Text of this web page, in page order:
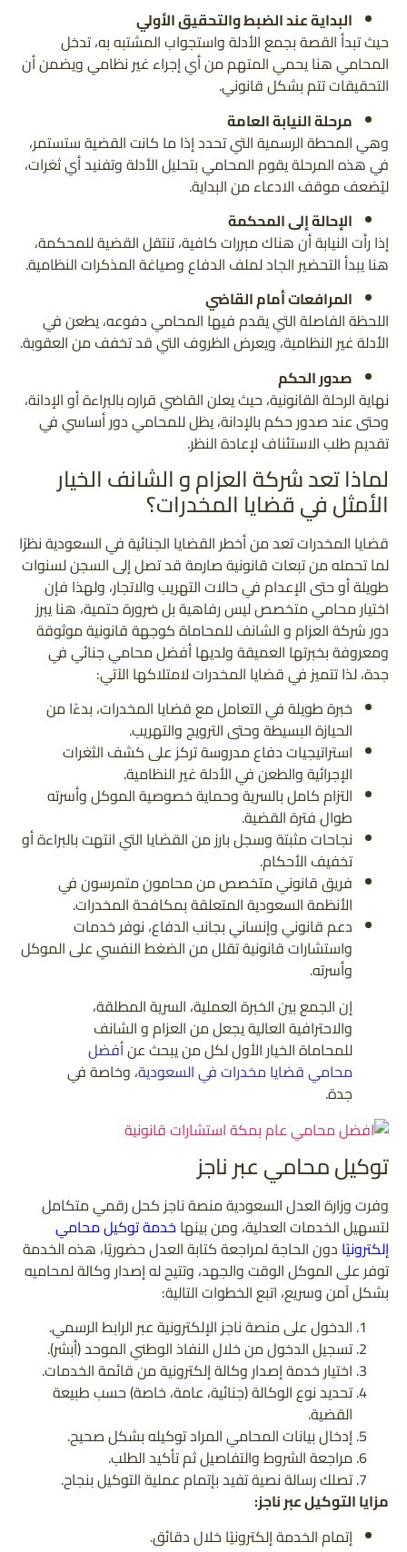
البداية عند الضبط والتحقيق الأولي
حيث تبدأ القصة بجمع الأدلة واستجواب المشتبه به، تدخل
المحامي هنا يحمي المتهم من أي إجراء غير نظامي ويضمن أن
التحقيقات تتم بشكل قانوني.
مرحلة النيابة العامة
وهي المحطة الرسمية التي تحدد إذا ما كانت القضية ستستمر،
في هذه المرحلة يقوم المحامي بتحليل الأدلة وتفنيد أي ثغرات،
ليُضعف موقف الادعاء من البداية.
الإحالة إلى المحكمة
إذا رأت النيابة أن هناك مبررات كافية، تنتقل القضية للمحكمة،
هنا يبدأ التحضير الجاد لملف الدفاع وصياغة المذكرات النظامية.
المرافعات أمام القاضي
اللحظة الفاصلة التي يقدم فيها المحامي دفوعه، يطعن في
الأدلة غير النظامية، ويعرض الظروف التي قد تخفف من العقوبة.
صدور الحكم
نهاية الرحلة القانونية، حيث يعلن القاضي قراره بالبراءة أو الإدانة،
وحتى عند صدور حكم بالإدانة، يظل للمحامي دور أساسي في
تقديم طلب الاستئناف لإعادة النظر.
لماذا تعد شركة العزام و الشانف الخيار
الأمثل في قضايا المخدرات؟
قضايا المخدرات تعد من أخطر القضايا الجنائية في السعودية نظرًا
لما تحمله من تبعات قانونية صارمة قد تصل إلى السجن لسنوات
طويلة أو حتى الإعدام في حالات التهريب والاتجار، ولهذا فإن
اختيار محامي متخصص ليس رفاهية بل ضرورة حتمية، هنا يبرز
دور شركة العزام و الشانف للمحاماة كوجهة قانونية موثوقة
ومعروفة بخبرتها العميقة ولديها أفضل محامي جنائي في
جدة، لذا تتميز في قضايا المخدرات لامتلاكها الآتي:
خبرة طويلة في التعامل مع قضايا المخدرات، بدءًا من
الحيازة البسيطة وحتى الترويج والتهريب.
استراتيجيات دفاع مدروسة تركز على كشف الثغرات
الإجرائية والطعن في الأدلة غير النظامية.
التزام كامل بالسرية وحماية خصوصية الموكل وأسرته
طوال فترة القضية.
نجاحات مثبتة وسجل بارز من القضايا التي انتهت بالبراءة أو
تخفيف الأحكام.
فريق قانوني متخصص من محامون متمرسون في
الأنظمة السعودية المتعلقة بمكافحة المخدرات.
دعم قانوني وإنساني بجانب الدفاع، نوفر خدمات
واستشارات قانونية تقلل من الضغط النفسي على الموكل
وأسرته.
إن الجمع بين الخبرة العملية، السرية المطلقة،
والاحترافية العالية يجعل من العزام و الشانف
للمحاماة الخيار الأول لكل من يبحث عنأفضل
محامي قضايا مخدرات في السعودية، وخاصة في
جدة.
توكيل محامي عبر ناجز
وفرت وزارة العدل السعودية منصة ناجز كحل رقمي متكامل
لتسهيل الخدمات العدلية، ومن بينها خدمة توكيل محامي
إلكترونيًا دون الحاجة لمراجعة كتابة العدل حضوريًا، هذه الخدمة
توفر على الموكل الوقت والجهد، وتتيح له إصدار وكالة لمحاميه
بشكل آمن وسريع، اتبع الخطوات التالية:
الدخول على منصة ناجز الإلكترونية عبر الرابط الرسمي.
تسجيل الدخول من خلال النفاذ الوطني الموحد (أبشر).
اختيار خدمة إصدار وكالة إلكترونية من قائمة الخدمات.
تحديد نوع الوكالة (جنائية، عامة، خاصة) حسب طبيعة
القضية.
إدخال بيانات المحامي المراد توكيله بشكل صحيح.
مراجعة الشروط والتفاصيل ثم تأكيد الطلب.
تصلك رسالة نصية تفيد بإتمام عملية التوكيل بنجاح.
مزايا التوكيل عبر ناجز:
إتمام الخدمة إلكترونيًا خلال دقائق.